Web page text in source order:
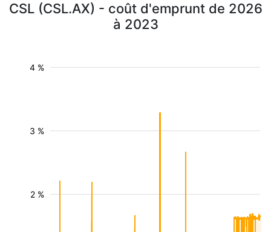
CSL (CSL.AX) - coût d'emprunt de 2026
à 2023
2 %
3 %
4 %